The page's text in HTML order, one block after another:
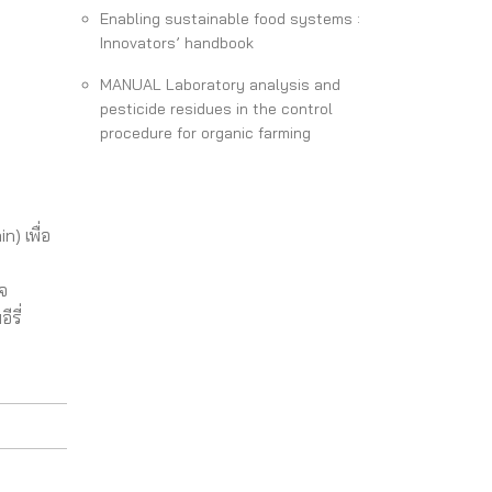
เพื่อ
รี่
Enabling sustainable food systems :
Innovators’ handbook
MANUAL Laboratory analysis and
pesticide residues in the control
procedure for organic farming